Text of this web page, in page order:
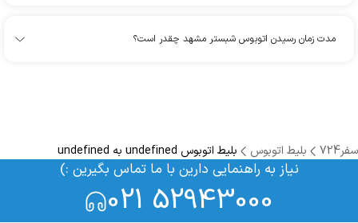
مدت زمان رسیدن اتوبوس شبستر مشهد چقدر است؟
سفر724 بلیط اتوبوس بلیط اتوبوس undefined به undefined
نیاز به راهنمایی دارین با ما تماس بگیرین :)
021 52943000